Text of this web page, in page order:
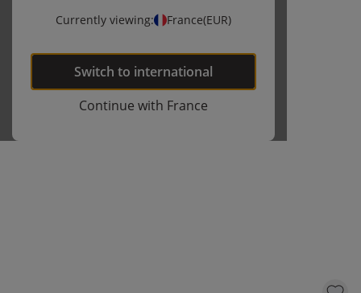
Currently viewing: France(EUR)
Switch to international
Continue with France